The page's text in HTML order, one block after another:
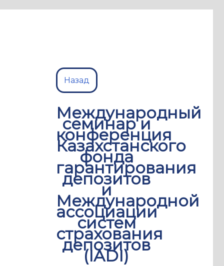
Назад
Международный
семинар и
конференция
Казахстанского
фонда
гарантирования
депозитов
и
Международной
ассоциации
систем
страхования
депозитов
(IADI)